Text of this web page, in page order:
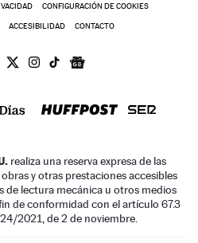
CONFIGURACIÓN DE COOKIES
ACCESIBILIDAD CONTACTO
realiza una reserva expresa de las
y otras prestaciones accesibles
de lectura mecánica u otros medios
de conformidad con el artículo 67.3
2021, de 2 de noviembre.